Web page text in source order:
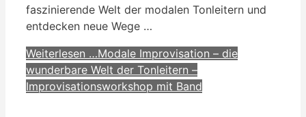
faszinierende Welt der modalen Tonleitern und
entdecken neue Wege …
Weiterlesen …Modale Improvisation – die
wunderbare Welt der Tonleitern –
Improvisationsworkshop mit Band